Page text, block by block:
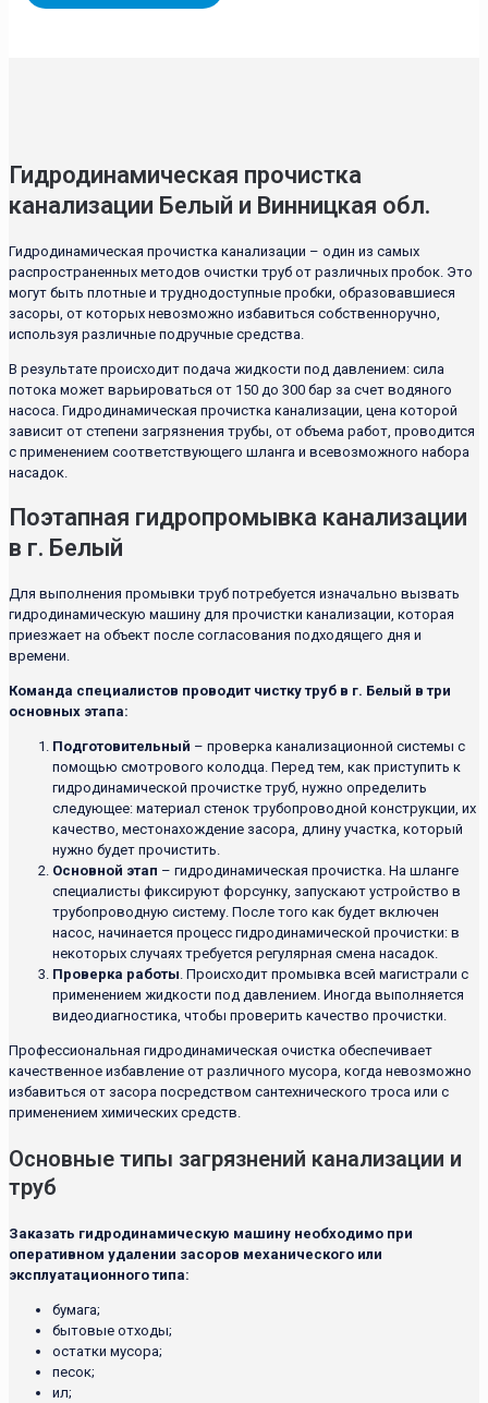
Гидродинамическая прочистка
канализации Белый и Винницкая обл.
Гидродинамическая прочистка канализации – один из самых
распространенных методов очистки труб от различных пробок. Это
могут быть плотные и труднодоступные пробки, образовавшиеся
засоры, от которых невозможно избавиться собственноручно,
используя различные подручные средства.
В результате происходит подача жидкости под давлением: сила
потока может варьироваться от 150 до 300 бар за счет водяного
насоса. Гидродинамическая прочистка канализации, цена которой
зависит от степени загрязнения трубы, от объема работ, проводится
с применением соответствующего шланга и всевозможного набора
насадок.
Поэтапная гидропромывка канализации
в г. Белый
Для выполнения промывки труб потребуется изначально вызвать
гидродинамическую машину для прочистки канализации, которая
приезжает на объект после согласования подходящего дня и
времени.
Команда специалистов проводит чистку труб в г. Белый в три
основных этапа:
Подготовительный – проверка канализационной системы с
помощью смотрового колодца. Перед тем, как приступить к
гидродинамической прочистке труб, нужно определить
следующее: материал стенок трубопроводной конструкции, их
качество, местонахождение засора, длину участка, который
нужно будет прочистить.
Основной этап – гидродинамическая прочистка. На шланге
специалисты фиксируют форсунку, запускают устройство в
трубопроводную систему. После того как будет включен
насос, начинается процесс гидродинамической прочистки: в
некоторых случаях требуется регулярная смена насадок.
Проверка работы. Происходит промывка всей магистрали с
применением жидкости под давлением. Иногда выполняется
видеодиагностика, чтобы проверить качество прочистки.
Профессиональная гидродинамическая очистка обеспечивает
качественное избавление от различного мусора, когда невозможно
избавиться от засора посредством сантехнического троса или с
применением химических средств.
Основные типы загрязнений канализации и
труб
Заказать гидродинамическую машину необходимо при
оперативном удалении засоров механического или
эксплуатационного типа:
бумага;
бытовые отходы;
остатки мусора;
песок;
ил;